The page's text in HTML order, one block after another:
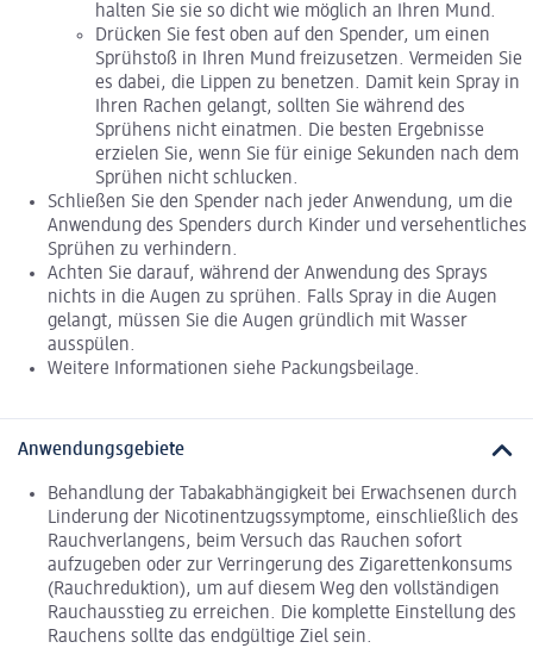
halten Sie sie so dicht wie möglich an Ihren Mund.
Drücken Sie fest oben auf den Spender, um einen
Sprühstoß in Ihren Mund freizusetzen. Vermeiden Sie
es dabei, die Lippen zu benetzen. Damit kein Spray in
Ihren Rachen gelangt, sollten Sie während des
Sprühens nicht einatmen. Die besten Ergebnisse
erzielen Sie, wenn Sie für einige Sekunden nach dem
Sprühen nicht schlucken.
Schließen Sie den Spender nach jeder Anwendung, um die
Anwendung des Spenders durch Kinder und versehentliches
Sprühen zu verhindern.
Achten Sie darauf, während der Anwendung des Sprays
nichts in die Augen zu sprühen. Falls Spray in die Augen
gelangt, müssen Sie die Augen gründlich mit Wasser
ausspülen.
Weitere Informationen siehe Packungsbeilage.
Anwendungsgebiete
Behandlung der Tabakabhängigkeit bei Erwachsenen durch
Linderung der Nicotinentzugssymptome, einschließlich des
Rauchverlangens, beim Versuch das Rauchen sofort
aufzugeben oder zur Verringerung des Zigarettenkonsums
(Rauchreduktion), um auf diesem Weg den vollständigen
Rauchausstieg zu erreichen. Die komplette Einstellung des
Rauchens sollte das endgültige Ziel sein.